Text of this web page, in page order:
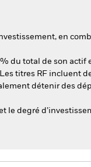
en
du total de son
titres RF incluent
détenir des
le degré